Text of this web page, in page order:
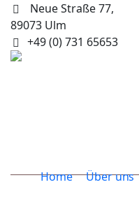
Neue Straße 77,
89073 Ulm
+49 (0) 731 65653
Home Über uns